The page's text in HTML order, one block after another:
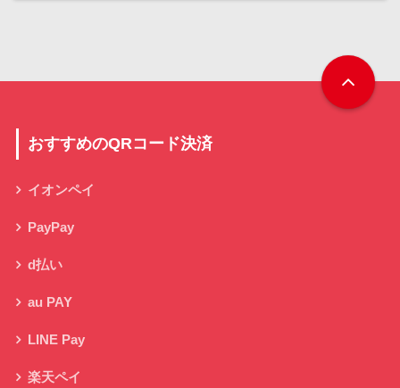
おすすめのQRコード決済
イオンペイ
PayPay
d払い
au PAY
LINE Pay
楽天ペイ